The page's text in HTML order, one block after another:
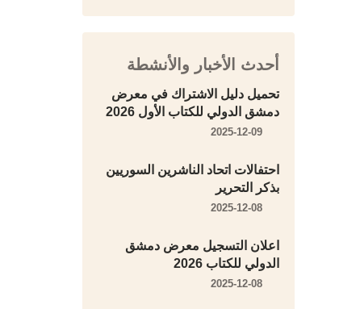
أحدث الأخبار والأنشطة
تحميل دليل الاشتراك في معرض
دمشق الدولي للكتاب الأول 2026
احتفالات اتحاد الناشرين السوريين
بذكر التحرير
اعلان التسجيل معرض دمشق
الدولي للكتاب 2026